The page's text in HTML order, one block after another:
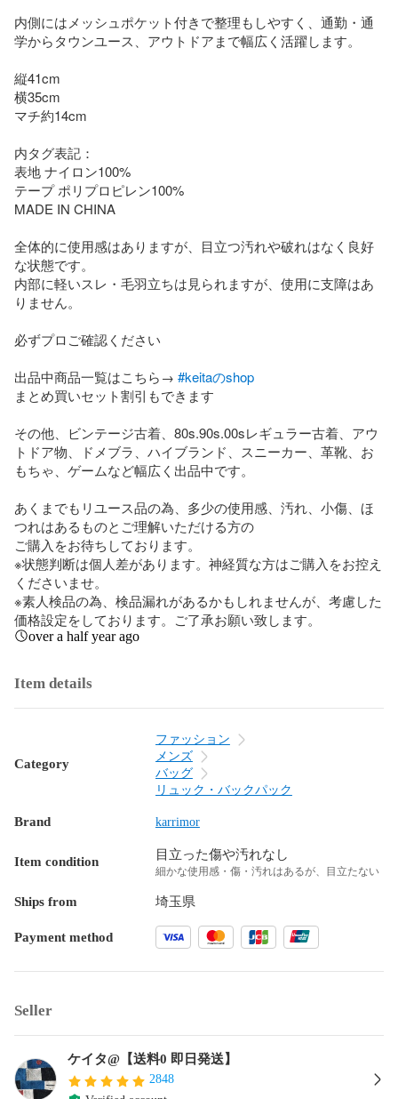
内側にはメッシュポケット付きで整理もしやすく、通勤・通
学からタウンユース、アウトドアまで幅広く活躍します。
縦41cm
横35cm
マチ約14cm
内タグ表記：
表地 ナイロン100%
テープ ポリプロピレン100%
MADE IN CHINA
全体的に使用感はありますが、目立つ汚れや破れはなく良好
な状態です。
内部に軽いスレ・毛羽立ちは見られますが、使用に支障はあ
りません。
必ずプロご確認ください
出品中商品一覧はこちら→ #keitaのshop
まとめ買いセット割引もできます
その他、ビンテージ古着、80s.90s.00sレギュラー古着、アウ
トドア物、ドメブラ、ハイブランド、スニーカー、革靴、お
もちゃ、ゲームなど幅広く出品中です。
あくまでもリユース品の為、多少の使用感、汚れ、小傷、ほ
つれはあるものとご理解いただける方の
ご購入をお待ちしております。
※状態判断は個人差があります。神経質な方はご購入をお控え
くださいませ。
※素人検品の為、検品漏れがあるかもしれませんが、考慮した
価格設定をしております。ご了承お願い致します。
over a half year ago
Item details
Category
ファッション
メンズ
バッグ
リュック・バックパック
Brand karrimor
Item condition 目立った傷や汚れなし
細かな使用感・傷・汚れはあるが、目立たない
Ships from 埼玉県
Payment method
Seller
ケイタ@【送料0 即日発送】
2848